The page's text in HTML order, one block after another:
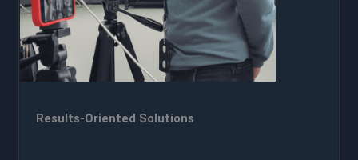
Results-Oriented Solutions